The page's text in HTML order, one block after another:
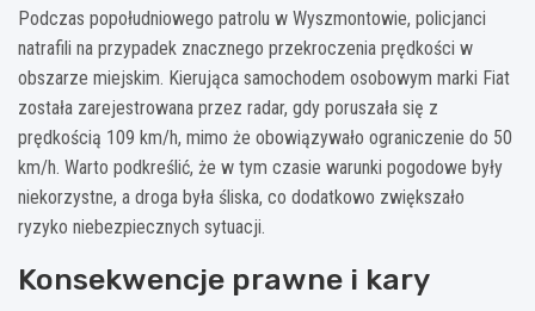
Podczas popołudniowego patrolu w Wyszmontowie, policjanci
natrafili na przypadek znacznego przekroczenia prędkości w
obszarze miejskim. Kierująca samochodem osobowym marki Fiat
została zarejestrowana przez radar, gdy poruszała się z
prędkością 109 km/h, mimo że obowiązywało ograniczenie do 50
km/h. Warto podkreślić, że w tym czasie warunki pogodowe były
niekorzystne, a droga była śliska, co dodatkowo zwiększało
ryzyko niebezpiecznych sytuacji.
Konsekwencje prawne i kary